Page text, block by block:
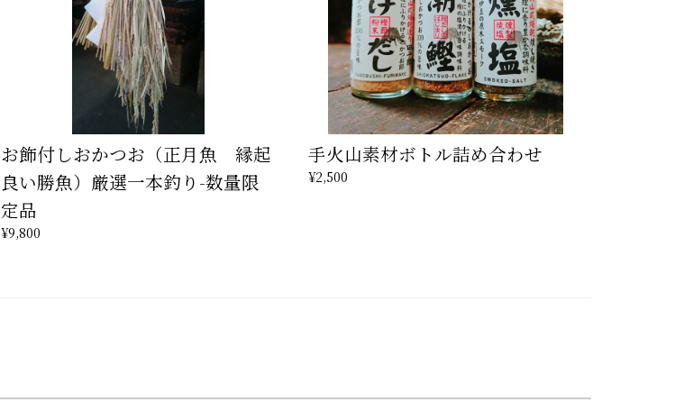
お飾付しおかつお（正月魚 縁起
良い勝魚）厳選一本釣り-数量限
定品
¥9,800
手火山素材ボトル詰め合わせ
¥2,500